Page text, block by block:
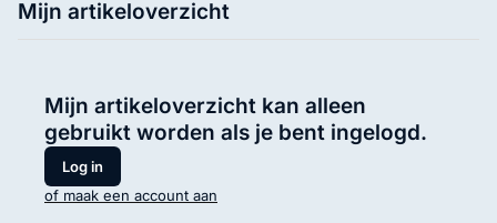
Mijn artikeloverzicht
Mijn artikeloverzicht kan alleen
gebruikt worden als je bent ingelogd.
Log in
of maak een account aan